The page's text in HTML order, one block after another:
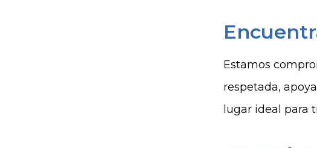
Estamos
respetada,
lugar ideal para